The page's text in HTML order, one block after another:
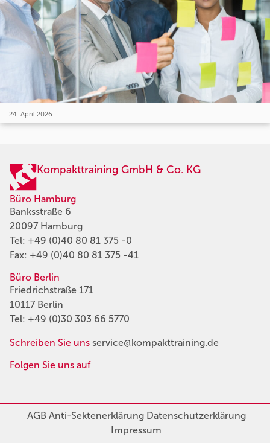
24. April 2026
Kompakttraining GmbH & Co. KG
Büro Hamburg
Banksstraße 6
20097 Hamburg
Tel: +49 (0)40 80 81 375 -0
Fax: +49 (0)40 80 81 375 -41
Büro Berlin
Friedrichstraße 171
10117 Berlin
Tel: +49 (0)30 303 66 5770
Schreiben Sie uns service@kompakttraining.de
Folgen Sie uns auf
AGBAnti-SektenerklärungDatenschutzerklärung
Impressum